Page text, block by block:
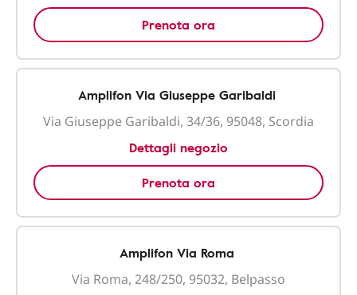
Prenota ora
Amplifon Via Giuseppe Garibaldi
Via Giuseppe Garibaldi, 34/36, 95048, Scordia
Dettagli negozio
Prenota ora
Amplifon Via Roma
Via Roma, 248/250, 95032, Belpasso